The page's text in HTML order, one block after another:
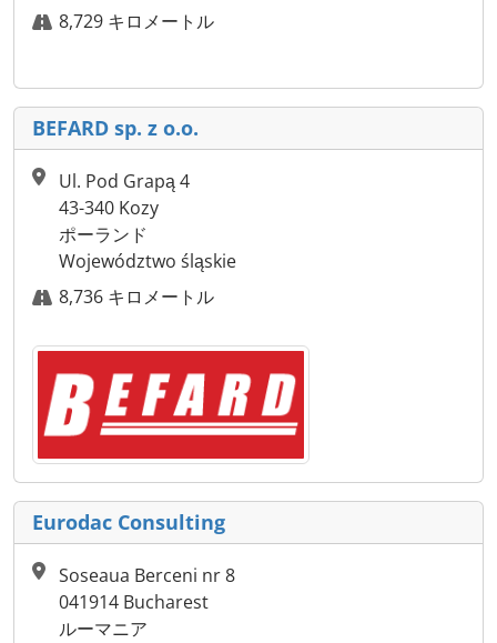
8,729 キロメートル
BEFARD sp. z o.o.
Ul. Pod Grapą 4
43-340 Kozy
ポーランド
Województwo śląskie
8,736 キロメートル
Eurodac Consulting
Soseaua Berceni nr 8
041914 Bucharest
ルーマニア